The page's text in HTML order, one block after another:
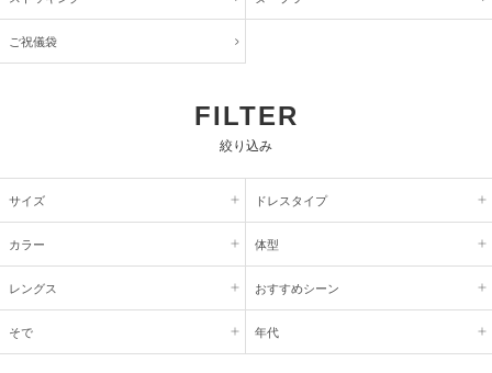
ご祝儀袋
FILTER
絞り込み
サイズ ドレスタイプ
カラー 体型
レングス おすすめシーン
そで 年代